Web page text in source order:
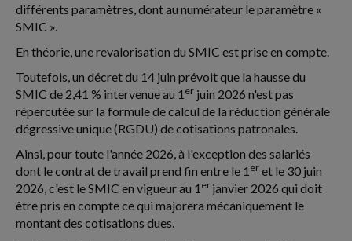
différents paramètres, dont au numérateur le paramètre «
SMIC ».
En théorie, une revalorisation du SMIC est prise en compte.
Toutefois, un décret du 14 juin prévoit que la hausse du
SMIC de 2,41 % intervenue au 1 er juin 2026 n'est pas
répercutée sur la formule de calcul de la réduction générale
dégressive unique (RGDU) de cotisations patronales.
Ainsi, pour toute l'année 2026, à l'exception des salariés
dont le contrat de travail prend fin entre le 1 er et le 30 juin
2026, c'est le SMIC en vigueur au 1 er janvier 2026 qui doit
être pris en compte ce qui majorera mécaniquement le
montant des cotisations dues.